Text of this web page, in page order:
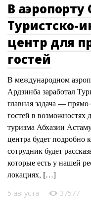
В
Туристско-
центр для
гостей
В международном
Ардзинба заработал
главная задача — прямо
гостей в возможностях
туризма Абхазии
центра будет подробно
сотрудник будет
которые есть у нашей
локациях, […]
5 августа 37577